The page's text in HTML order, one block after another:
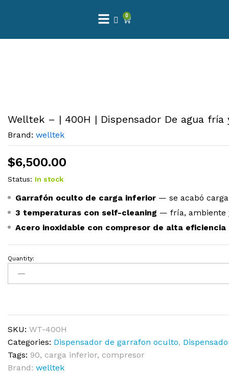
0
Welltek – | 400H | Dispensador De agua
Brand: welltek
$6,500.00
Status: In stock
Garrafón oculto de carga inferior — se acabó
3 temperaturas con self-cleaning — fría, ambiente
Acero inoxidable con compresor de alta eficiencia
Quantity:
SKU: WT-400H
Categories: Dispensador de garrafon oculto,
Tags: 90, carga inferior, compresor
Brand: welltek